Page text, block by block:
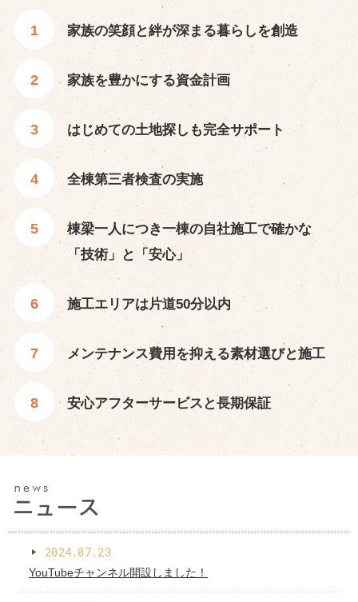
家族の笑顔と絆が深まる暮らしを創造
家族を豊かにする資金計画
はじめての土地探しも完全サポート
全棟第三者検査の実施
棟梁一人につき一棟の自社施工で確かな
「技術」と「安心」
施工エリアは片道50分以内
メンテナンス費用を抑える素材選びと施工
安心アフターサービスと長期保証
2024.07.23
YouTubeチャンネル開設しました！